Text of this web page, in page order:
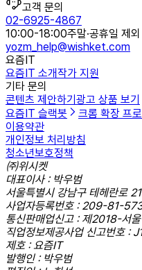
고객 문의
02-6925-4867
10:00-18:00주말·공휴일 제외
yozm_help@wishket.com
요즘IT
요즘IT 소개작가 지원
기타 문의
콘텐츠 제안하기 광고 상품 보기
요즘IT 슬랙봇
크롬 확장 프
이용약관
개인정보 처리방침
청소년보호정책
㈜위시켓
대표이사 : 박우범
서울특별시 강남구 테헤란로
사업자등록번호 : 209-81-
통신판매업신고 : 제2018-서
직업정보제공사업 신고번호
제호 : 요즘IT
발행인 : 박우범